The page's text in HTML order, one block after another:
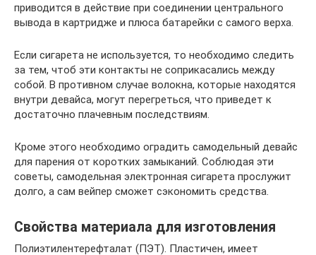
приводится в действие при соединении центрального
вывода в картридже и плюса батарейки с самого верха.
Если сигарета не используется, то необходимо следить
за тем, чтоб эти контакты не соприкасались между
собой. В противном случае волокна, которые находятся
внутри девайса, могут перегреться, что приведет к
достаточно плачевным последствиям.
Кроме этого необходимо оградить самодельный девайс
для парения от коротких замыканий. Соблюдая эти
советы, самодельная электронная сигарета прослужит
долго, а сам вейпер сможет сэкономить средства.
Свойства материала для изготовления
Полиэтилентерефталат (ПЭТ). Пластичен, имеет